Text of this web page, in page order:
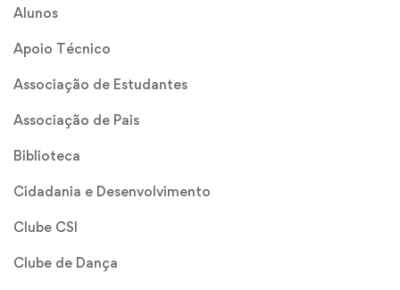
Alunos
Apoio Técnico
Associação de Estudantes
Associação de Pais
Biblioteca
Cidadania e Desenvolvimento
Clube CSI
Clube de Dança